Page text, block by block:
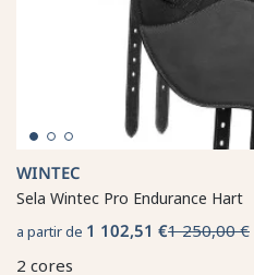
WINTEC
Sela Wintec Pro Endurance Hart
a partir de 1 102,51 €1 250,00 €
2 cores